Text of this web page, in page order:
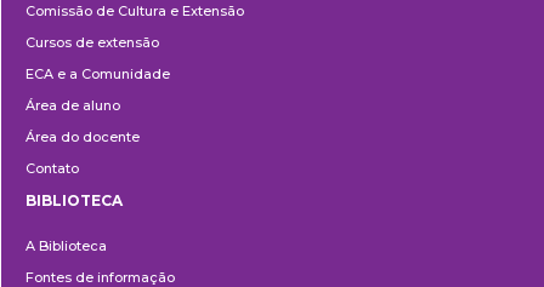
e
Extensão
Comissão de Cultura e Extensão
Cursos de extensão
ECA e a Comunidade
Área de aluno
Área do docente
Contato
BIBLIOTECA
A Biblioteca
Fontes de informação